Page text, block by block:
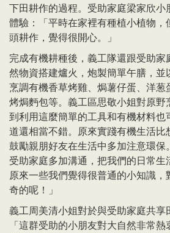
下田耕作的過程。受助家庭梁家欣小
體驗：「平時在家裡有種植小植物，
頭耕作，覺得很開心。」
完成有機耕種後，義工隊還跟受助家
然物資搭建爐火，炮製簡單午膳，並
烹調有機香草烤雞、焗薯仔蛋、洋葱
烤焗麪包等。義工區思敬小姐對原野
到利用這麼簡單的工具和有機材料也
道還相當不錯。原來實踐有機生活比
鼓勵親朋好友在生活中多加注意環保
受助家庭多加溝通，把我們的日常生
原來一些我們覺得很普通的小知識
奇的呢！」
義工周美清小姐對於與受助家庭共享
「這群受助的小朋友對大自然非常